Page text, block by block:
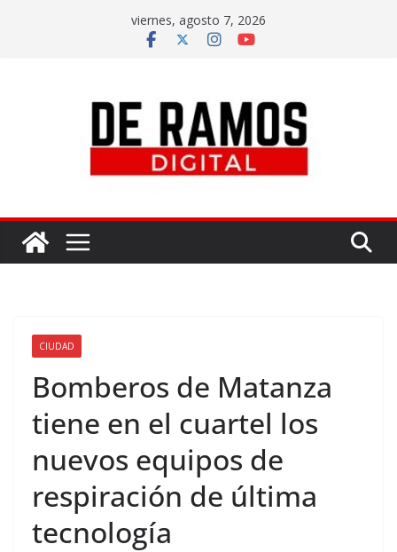
viernes, agosto 7, 2026
CIUDAD
Bomberos de Matanza
tiene en el cuartel los
nuevos equipos de
respiración de última
tecnología